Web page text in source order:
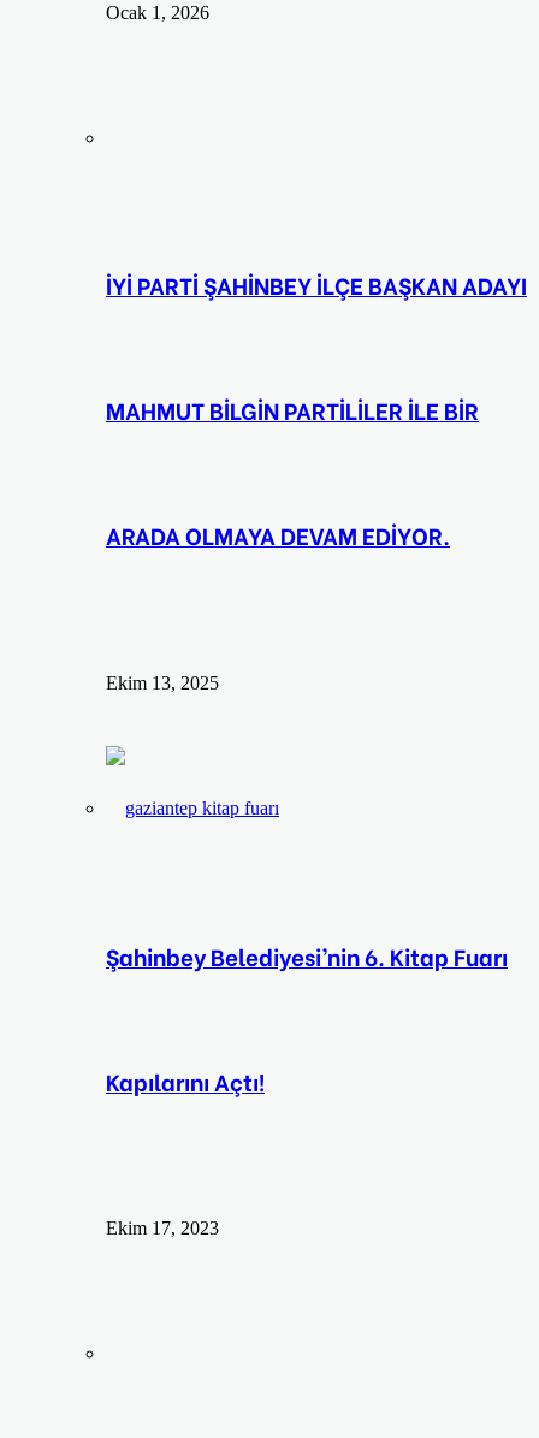
Ocak 1, 2026
İYİ PARTİ ŞAHİNBEY İLÇE BAŞKAN ADAYI
MAHMUT BİLGİN PARTİLİLER İLE BİR
ARADA OLMAYA DEVAM EDİYOR.
Ekim 13, 2025
Şahinbey Belediyesi’nin 6. Kitap Fuarı
Kapılarını Açtı!
Ekim 17, 2023